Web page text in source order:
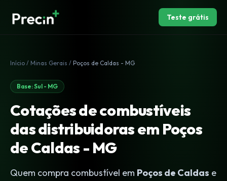
Teste grátis
Início / Minas Gerais / Poços de Caldas - MG
Base: Sul - MG
Cotações de combustíveis
das distribuidoras em Poços
de Caldas - MG
Quem compra combustível em Poços de Caldas e